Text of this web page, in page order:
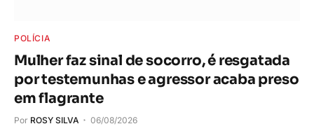
POLÍCIA
Mulher faz sinal de socorro, é resgatada
por testemunhas e agressor acaba preso
em flagrante
Por ROSY SILVA 06/08/2026